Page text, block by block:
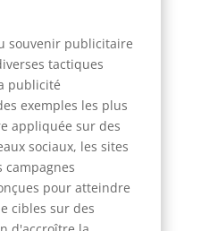
souvenir publicitaire
tactiques
publicité
exemples les plus
appliquée sur des
sociaux, les sites
campagnes
pour atteindre
cibles sur des